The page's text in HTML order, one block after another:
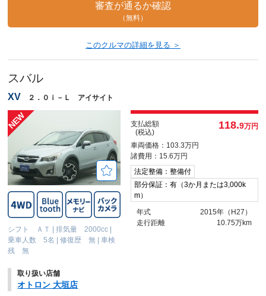
審査が通るか確認
（無料）
このクルマの詳細を見る ＞
スバル
XV ２．０ｉ－Ｌ アイサイト
シフト ＡＴ |排気量 2000cc |
乗車人数 5名 |修復歴 無 |車検
残 無
支払総額
(税込)
118.9万円
車両価格：103.3万円
諸費用：15.6万円
法定整備：整備付
部分保証：有（3か月または3,000k
m）
年式
2015年（H27）
走行距離
10.75万km
取り扱い店舗
オトロン 大垣店